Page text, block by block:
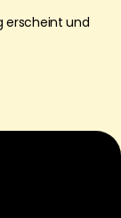
erscheint und